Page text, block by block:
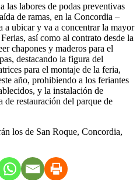
las labores de podas preventivas
de ramas, en la Concordia –
a ubicar y va a concentrar la mayor
así como al contrato desde la
chapones y maderos para el
destacando la figura del
para el montaje de la feria,
año, prohibiendo a los feriantes
y la instalación de
de restauración del parque de
los de San Roque, Concordia,